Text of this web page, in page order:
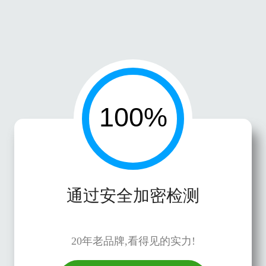
通过安全加密检测
20年老品牌,看得见的实力!